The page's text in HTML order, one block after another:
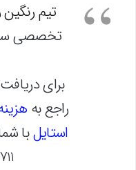
تیم رنگین
تخصصی
برای
راجع به
استایلبا